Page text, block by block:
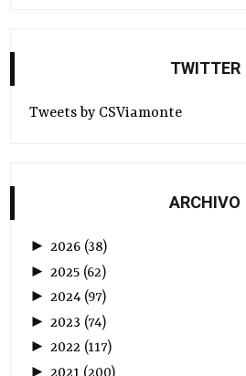
TWITTER
Tweets by CSViamonte
ARCHIVO
►2026 (38)
► 2025 (62)
►2024 (97)
► 2023 (74)
►2022 (117)
►